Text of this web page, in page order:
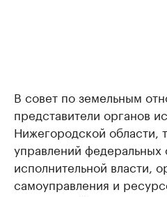
В совет по земельным
представители органов
Нижегородской области,
управлений федеральных
исполнительной власти,
самоуправления и